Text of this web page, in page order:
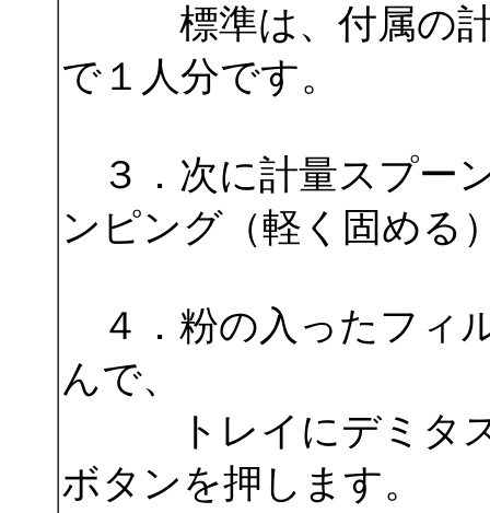
標準は、付属の計
で１人分です。
３．次に計量スプー
ンピング（軽く固める
４．粉の入ったフィ
んで、
トレイにデミタス
ボタンを押します。